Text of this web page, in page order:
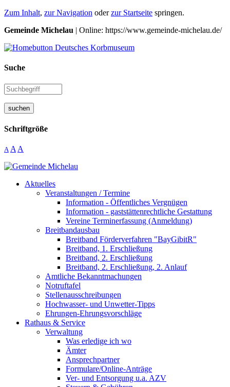
Zum Inhalt, zur Navigation oderzur Startseite springen.
Gemeinde Michelau | Online: https://www.gemeinde-michelau.de/
Suche
suchen
Schriftgröße
A A A
Aktuelles
Veranstaltungen / Termine
Information - Öffentliches Vergnügen
Information - gaststättenrechtliche Gestattung
Vereine Terminerfassung (Anmeldung)
Breitbandausbau
Breitband Förderverfahren "BayGibitR"
Breitband, 1. Erschließung
Breitband, 2. Erschließung
Breitband, 2. Erschließung, 2. Anlauf
Amtliche Bekanntmachungen
Notruftafel
Stellenausschreibungen
Hochwasser- und Unwetter-Tipps
Ehrungen-Ehrungsvorschläge
Rathaus & Service
Verwaltung
Was erledige ich wo
Ämter
Ansprechpartner
Formulare/Online-Anträge
Ver- und Entsorgung u.a. AZV